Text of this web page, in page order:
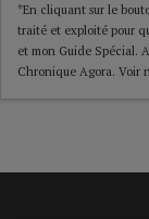
*En cliquant sur le
traité et exploité pour
et mon Guide Spécial.
Chronique Agora. Voir